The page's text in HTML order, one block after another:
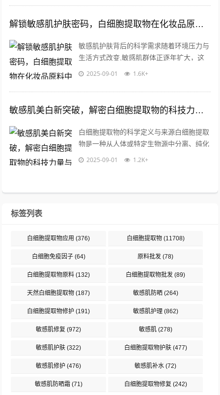
导...
解锁敏感肌护肤密码，白细胞提取物在化妆品原料中的革命性应用
敏感肌护肤背后的科学需求随着环境压力与
生活方式改变,敏感肌群体正逐年扩大，这
类肌肤对外界刺激高度敏感，易出现泛红、
2025-09-01 1.6K+
敏感肌美白新突破，解密白细胞提取物的科技力量与应用前景
白细胞提取物的科学定义与来源白细胞提取
物是一种从人体或特定生物源中分离、纯化
得到的活性成分，主要包含多种生物活性
2025-09-01 1.2K+
标签列表
白细胞提取物应用 (376) 白细胞提取物(11708)
白细胞免疫因子(64) 原料批发 (78)
白细胞提取物原料 (132) 白细胞提取物批发 (89)
天然白细胞提取物 (187) 敏感肌防晒(264)
白细胞提取物修护 (191) 敏感肌护理(862)
敏感肌修复 (972) 敏感肌(278)
敏感肌护肤 (322) 白细胞提取物护肤(477)
敏感肌修护 (476) 敏感肌补水 (72)
敏感肌防晒霜(71) 白细胞提取物修复 (242)